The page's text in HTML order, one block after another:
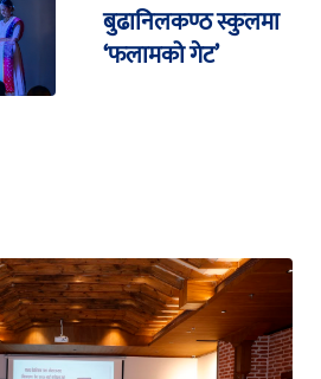
बुढानिलकण्ठ स्कुलमा
‘फलामको गेट’